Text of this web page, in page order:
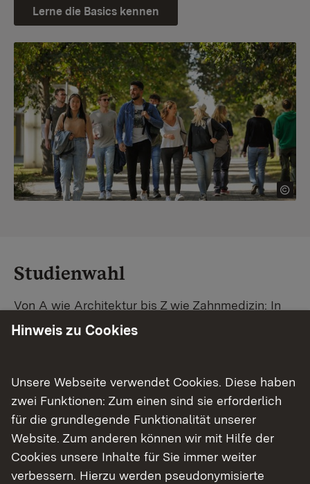
Lerne die Basics kennen
Studienwahl
Von A wie Architektur bis Z wie Zahnmedizin: In
Baden-Württemberg warten unzählige
Studiengangsuche schnell den passenden
Studienplatz. Außerdem gibt's eine Schritt-für-
Schritt-Anleitung zu deinem Traum-Studium.
Finde dein Studium in Baden-Württemberg
Hinweis zu Cookies
Unsere Webseite verwendet Cookies. Diese haben
zwei Funktionen: Zum einen sind sie erforderlich
für die grundlegende Funktionalität unserer
Website. Zum anderen können wir mit Hilfe der
Cookies unsere Inhalte für Sie immer weiter
verbessern. Hierzu werden pseudonymisierte